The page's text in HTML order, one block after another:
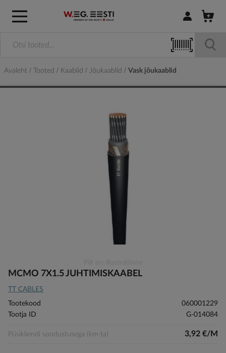
Logi sisse /
Avaleht Tooted Kaablid Jõukaablid Vask jõukaablid
to
beginning
of
the
gallery
MCMO 7X1.5 JUHTIMISKAABEL
TT CABLES
Tootekood
060001229
Tootja ID
G-014084
Püsikliendi soodustusega (km-ta) 3,92 €/M